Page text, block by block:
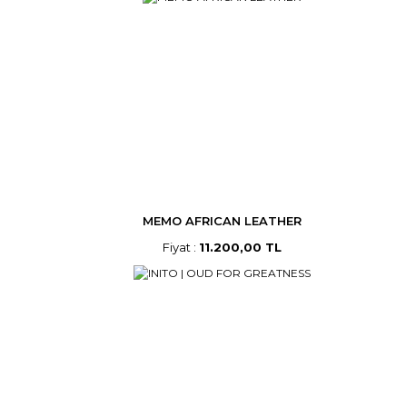
MEMO AFRICAN LEATHER
Fiyat : 11.200,00 TL